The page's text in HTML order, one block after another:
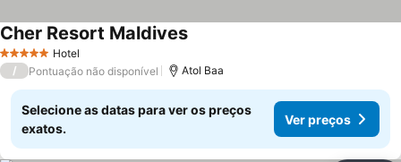
5 Estrelas Hotel
Cher Resort MaldivesVer preços
/ Pontuação não disponível Atol Baa
Selecione as datas para ver os preços
exatos.
Ver preços